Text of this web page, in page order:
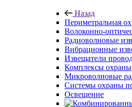
Назад
Периметральная
Волоконно-
Радиоволновые
Вибрационные
Извещатели
Комплексы охраны
Микроволновые
Системы охраны
Освещение